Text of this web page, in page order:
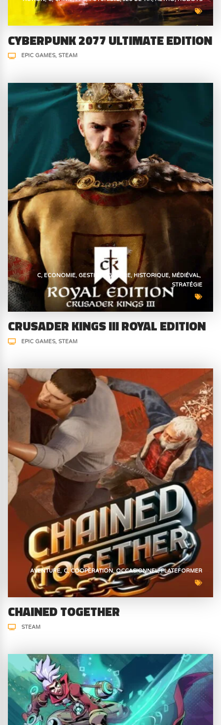
CYBERPUNK 2077 ULTIMATE EDITION
EPIC GAMES STEAM
C ECONOMIE GESTION GUERRE HISTORIQUE MÉDIÉVAL
STRATÉGIE
CRUSADER KINGS III ROYAL EDITION
EPIC GAMES STEAM
AVENTURE C COOPÉRATION OCCASIONNEL PLATEFORMER
CHAINED TOGETHER
STEAM